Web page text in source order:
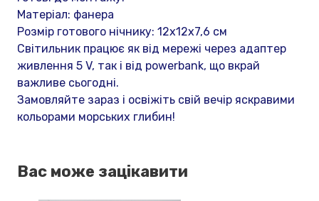
Матеріал: фанера
Розмір готового нічнику: 12х12х7,6 см
Світильник працює як від мережі через адаптер
живлення 5 V, так і від powerbank, що вкрай
важливе сьогодні.
Замовляйте зараз і освіжіть свій вечір яскравими
кольорами морських глибин!
Вас може зацікавити